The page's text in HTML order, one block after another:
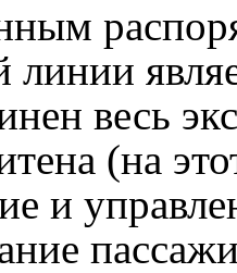
линии
весь
(на
и